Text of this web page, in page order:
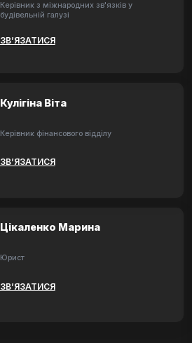
Керівник з міжнародних зв'язків у
будівельній галузі
ЗВ’ЯЗАТИСЯ
Кулігіна Віта
Керівник фінансового відділу
ЗВ’ЯЗАТИСЯ
Цікаленко Марина
Юрист
ЗВ’ЯЗАТИСЯ